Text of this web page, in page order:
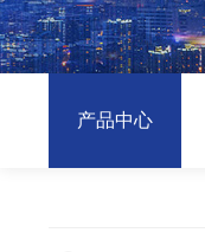
产品中心